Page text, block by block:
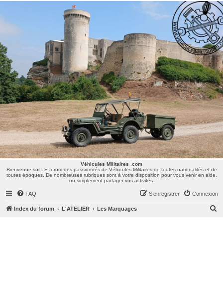
Véhicules Militaires .com
Bienvenue sur LE forum des passionnés de Véhicules Militaires de toutes nationalités et de
toutes époques. De nombreuses rubriques sont à votre disposition pour vous venir en aide,
ou simplement partager vos activités.
Véhicules Militaires .com
Bienvenue sur LE forum des passionnés de Véhicules Militaires de toutes nationalités et de
toutes époques. De nombreuses rubriques sont à votre disposition pour vous venir en aide,
ou simplement partager vos activités.
FAQ Connexion
S’enregistrer
Index du forum L'ATELIER Les Marquages